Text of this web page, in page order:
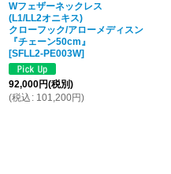
Wフェザーネックレス
(L1/LL2オニキス)
クローフック/アローメディスン
『チェーン50cm』
[SFLL2-PE003W]
92,000円(税別)
(税込 : 101,200円)